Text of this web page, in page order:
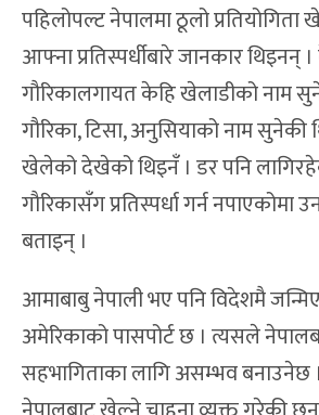
पहिलोपल्ट नेपालमा ठूलो
आफ्ना प्रतिस्पर्धीबारे जानकार
गौरिकालगायत केहि खेलाडीको नाम
गौरिका, टिसा, अनुसियाको नाम
खेलेको देखेको थिइनँ । डर पनि
गौरिकासँग प्रतिस्पर्धा गर्न
बताइन् ।
आमाबाबु नेपाली भए पनि विदेशमै
अमेरिकाको पासपोर्ट छ । त्यसले
सहभागिताका लागि असम्भव बनाउनेछ